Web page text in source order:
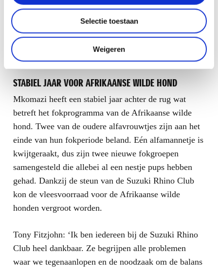
Selectie toestaan
Weigeren
geüpgraded, worden ook de buitenposten van de
neushoornbeveiliging aangepakt. Met onder meer
nieuw schrikdraad en alarmsystemen. Het draad van
het hekwerk wordt volledig vervangen, aangezien dit
al 19 jaar oud is.
STABIEL JAAR VOOR AFRIKAANSE WILDE HOND
Mkomazi heeft een stabiel jaar achter de rug wat
betreft het fokprogramma van de Afrikaanse wilde
hond. Twee van de oudere alfavrouwtjes zijn aan het
einde van hun fokperiode beland. Eén alfamannetje is
kwijtgeraakt, dus zijn twee nieuwe fokgroepen
samengesteld die allebei al een nestje pups hebben
gehad. Dankzij de steun van de Suzuki Rhino Club
kon de vleesvoorraad voor de Afrikaanse wilde
honden vergroot worden.
Tony Fitzjohn: ‘Ik ben iedereen bij de Suzuki Rhino
Club heel dankbaar. Ze begrijpen alle problemen
waar we tegenaanlopen en de noodzaak om de balans